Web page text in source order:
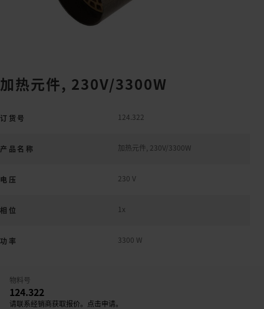
加热元件, 230V/3300W
订货号 124.322
产品名称 加热元件, 230V/3300W
电压 230 V
相位 1x
功率 3300 W
物料号
124.322
请联系经销商获取报价。点击申请。